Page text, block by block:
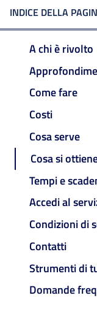
INDICE DELLA
A chi è rivolto
Come fare
Costi
Cosa serve
Cosa si
Tempi e
Accedi al
Condizioni di
Contatti
Strumenti di
Domande